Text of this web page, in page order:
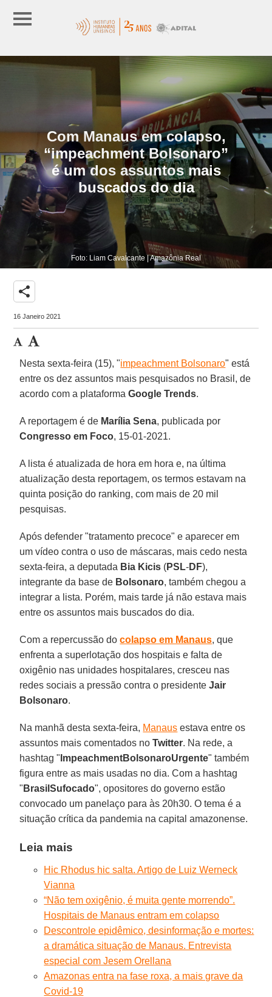
Com Manaus em colapso,
“impeachment Bolsonaro”
é um dos assuntos mais
buscados do dia
Foto: Liam Cavalcante | Amazônia Real
share
16 Janeiro 2021
Nesta sexta-feira (15), "impeachment Bolsonaro" está
entre os dez assuntos mais pesquisados no Brasil, de
acordo com a plataformaGoogle Trends.
A reportagem é de Marília Sena, publicada por
Congresso em Foco, 15-01-2021.
A lista é atualizada de hora em hora e, na última
atualização desta reportagem, os termos estavam na
quinta posição do ranking, com mais de 20 mil
pesquisas.
Após defender "tratamento precoce" e aparecer em
um vídeo contra o uso de máscaras, mais cedo nesta
sexta-feira, a deputada Bia Kicis (PSL-DF),
integrante da base de Bolsonaro, também chegou a
integrar a lista. Porém, mais tarde já não estava mais
entre os assuntos mais buscados do dia.
Com a repercussão docolapso em Manaus, que
enfrenta a superlotação dos hospitais e falta de
oxigênio nas unidades hospitalares, cresceu nas
redes sociais a pressão contra o presidenteJair
Bolsonaro.
Na manhã desta sexta-feira, Manaus estava entre os
assuntos mais comentados noTwitter. Na rede, a
hashtag " ImpeachmentBolsonaroUrgente" também
figura entre as mais usadas no dia. Com a hashtag
" BrasilSufocado", opositores do governo estão
convocado um panelaço para às 20h30. O tema é a
situação crítica da pandemia na capital amazonense.
Leia mais
Hic Rhodus hic salta. Artigo de Luiz Werneck
Vianna
“Não tem oxigênio, é muita gente morrendo”.
Hospitais de Manaus entram em colapso
Descontrole epidêmico, desinformação e mortes:
a dramática situação de Manaus. Entrevista
especial com Jesem Orellana
Amazonas entra na fase roxa, a mais grave da
Covid-19